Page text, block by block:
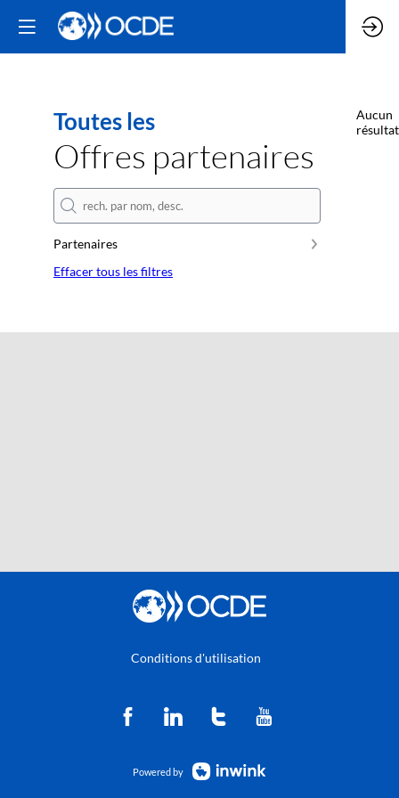
Toutes les
Offres partenaires
Partenaires
Effacer tous les filtres
Aucun
résultat
Conditions d'utilisation
Powered by